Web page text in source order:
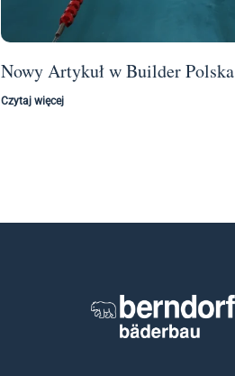
Nowy Artykuł w Builder Polska
Czytaj więcej